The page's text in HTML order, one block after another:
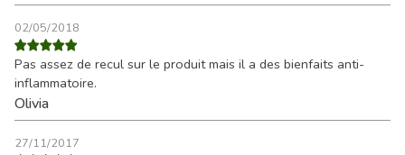
02/05/2018
Pas assez de recul sur le produit mais il a des bienfaits anti-
inflammatoire.
Olivia
27/11/2017